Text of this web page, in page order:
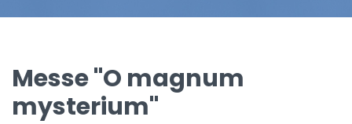
Messe "O magnum
mysterium"